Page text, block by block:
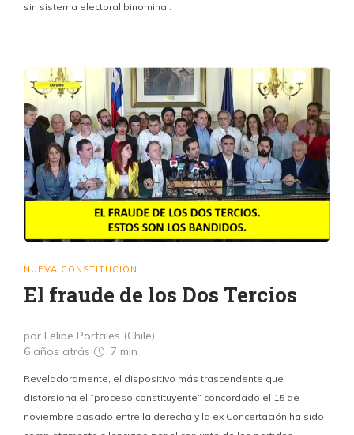
sin sistema electoral binominal.
NUEVA CONSTITUCIÓN
El fraude de los Dos Tercios
por Felipe Portales (Chile)
6 años atrás
7 min
Reveladoramente, el dispositivo más trascendente que
distorsiona el “proceso constituyente” concordado el 15 de
noviembre pasado entre la derecha y la ex Concertación ha sido